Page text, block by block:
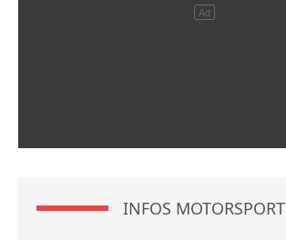
INFOS MOTORSPORT